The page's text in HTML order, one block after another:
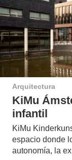
Arquitectura
KiMu
infantil
KiMu
espacio donde
autonomía, la